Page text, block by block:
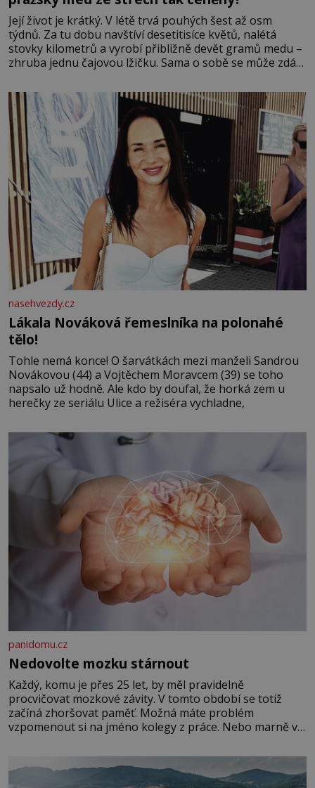
Její život je krátký. V létě trvá pouhých šest až osm
týdnů. Za tu dobu navštíví desetitisíce květů, nalétá
stovky kilometrů a vyrobí přibližně devět gramů medu –
zhruba jednu čajovou lžičku. Sama o sobě se může zdát
tisíc příslušnic svého včelstva, vznikne jeden z
nejdokonalejších organismů
nasehvezdy.cz
Lákala Nováková řemeslníka na polonahé
tělo!
Tohle nemá konce! O šarvátkách mezi manželi Sandrou
Novákovou (44) a Vojtěchem Moravcem (39) se toho
napsalo už hodně. Ale kdo by doufal, že horká zem u
herečky ze seriálu Ulice a režiséra vychladne,
panidomu.cz
Nedovolte mozku stárnout
Každý, komu je přes 25 let, by měl pravidelně
procvičovat mozkové závity. V tomto období se totiž
začíná zhoršovat paměť. Možná máte problém
vzpomenout si na jméno kolegy z práce. Nebo marně v
Je to opravdu tak, s věkem jako kdyby se paměť
rozhodla stávkovat. Cvičte